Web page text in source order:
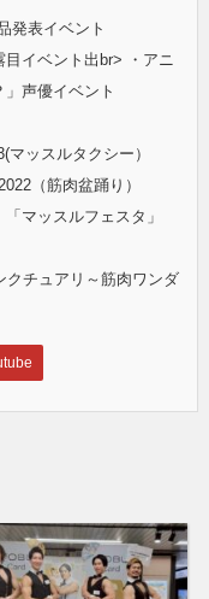
発表イベント
目イベント出br> ・アニ
声優イベント
マッスルタクシー）
（筋肉盆踊り）
マッスルフェスタ」
クチュアリ～筋肉ワンダ